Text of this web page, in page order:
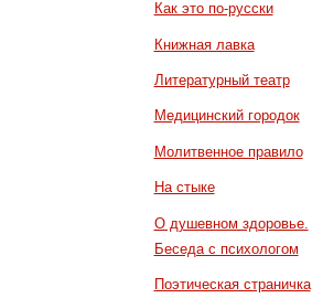
Как это по-русски
Книжная лавка
Литературный театр
Медицинский городок
Молитвенное правило
На стыке
О душевном здоровье.
Беседа с психологом
Поэтическая страничка